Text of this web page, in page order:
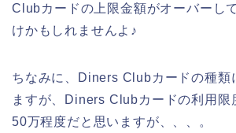
Clubカードの上限金額がオーバーし
けかもしれませんよ♪
ちなみに、Diners Clubカードの種類
ますが、Diners Clubカードの利用限
50万程度だと思いますが、、、。